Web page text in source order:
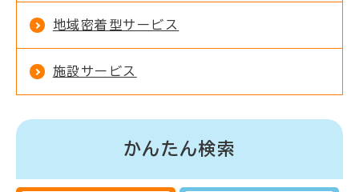
地域密着型サービス
施設サービス
かんたん検索